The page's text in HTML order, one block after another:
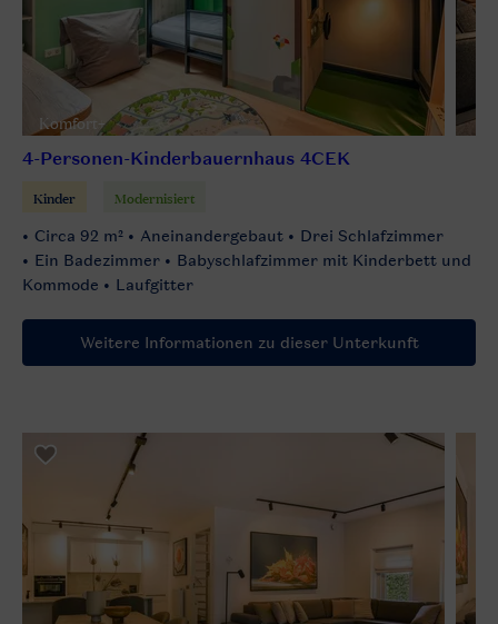
Komfort+
4-Personen-Kinderbauernhaus 4CEK
Kinder
Modernisiert
Circa 92 m²
Aneinandergebaut
Drei Schlafzimmer
Ein Badezimmer
Babyschlafzimmer mit Kinderbett und
Kommode
Laufgitter
Weitere Informationen zu dieser Unterkunft